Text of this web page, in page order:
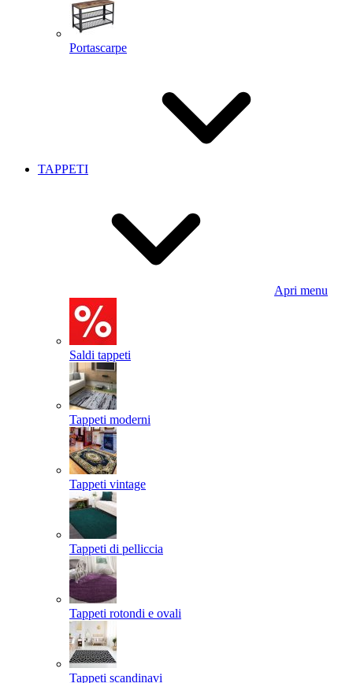
Portascarpe
TAPPETI
Apri menu
Saldi tappeti
Tappeti moderni
Tappeti vintage
Tappeti di pelliccia
Tappeti rotondi e ovali
Tappeti scandinavi